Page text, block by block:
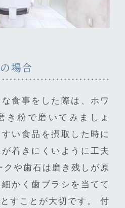
場合
食事をした際は、ホワ
き粉で磨いてみましょ
い食品を摂取した時に
着きにくいように工夫
クや歯石は磨き残しが原
かく歯ブラシを当てて
すことが大切です。 付